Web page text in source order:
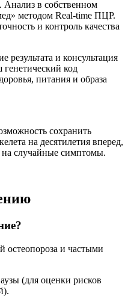
Анализ в собственном
методом Real-time ПЦР.
и контроль качества
результата и консультация
генетический код
питания и образа
сохранить
на десятилетия вперед,
на случайные симптомы.
остеопороза и частыми
(для оценки рисков